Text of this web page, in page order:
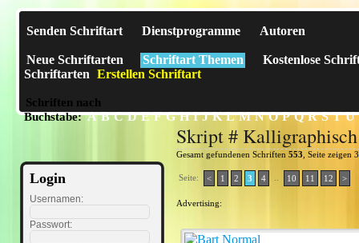
Senden Schriftart Dienstprogramme Autoren
Neue Schriftarten Schriftart Themen
Kostenlose
Schriftarten Erstellen Schriftart
Schriften nach
Buchstabe:A B C D E F G H I J K L M N O P Q R S T U
Login
Usernamen:
Passwort:
Skript # Kalligraphisch
Gesamt gefundenen Schriften 553 , Seite zeigen
Seite: < 1 2 3 4 10 11 12 >
Advertising: